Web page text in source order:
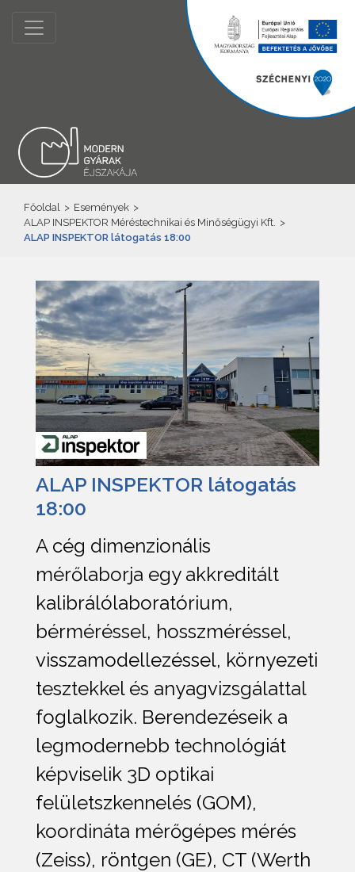
Főoldal > Események >
ALAP INSPEKTOR Méréstechnikai és Minőségügyi Kft. >
ALAP INSPEKTOR látogatás 18:00
ALAP INSPEKTOR látogatás
18:00
A cég dimenzionális
mérőlaborja egy akkreditált
kalibrálólaboratórium,
bérméréssel, hosszméréssel,
visszamodellezéssel, környezeti
tesztekkel és anyagvizsgálattal
foglalkozik. Berendezéseik a
legmodernebb technológiát
képviselik 3D optikai
felületszkennelés (GOM),
koordináta mérőgépes mérés
(Zeiss), röntgen (GE), CT (Werth